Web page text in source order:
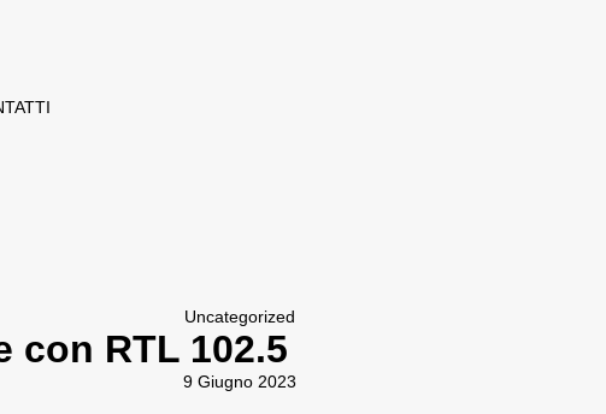
Uncategorized
con RTL 102.5
9 Giugno 2023